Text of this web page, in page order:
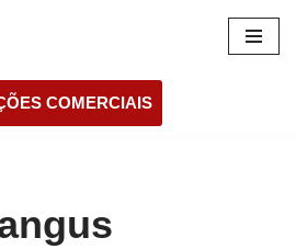
COMERCIAIS